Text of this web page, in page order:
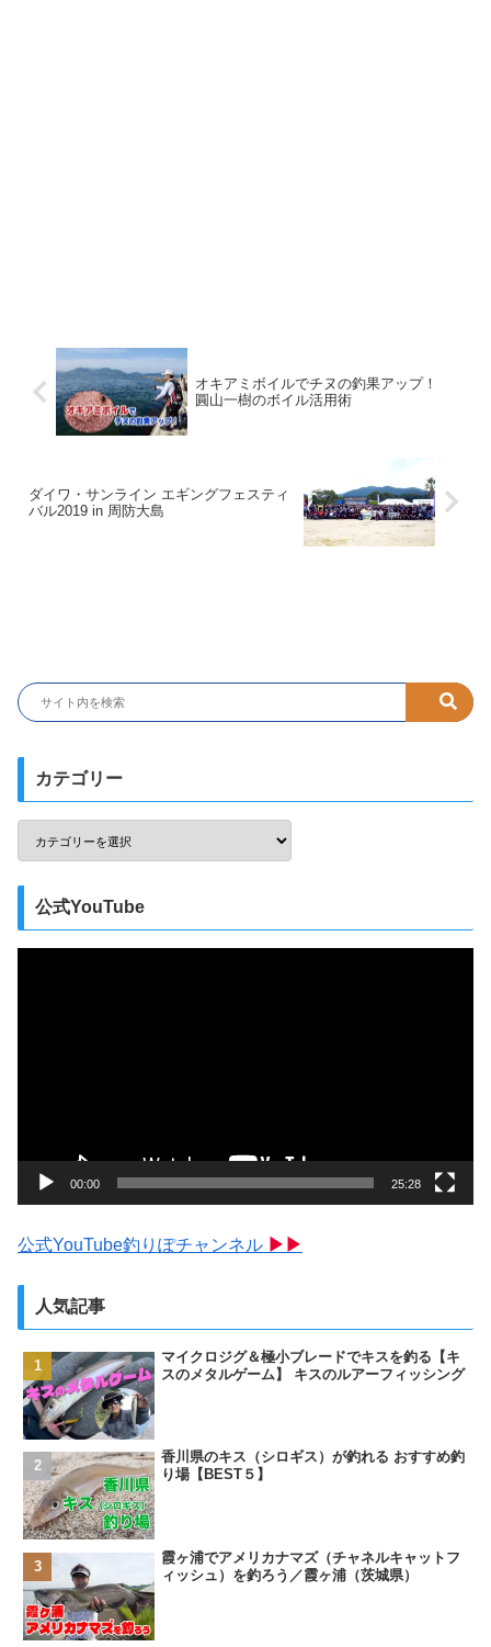
オキアミボイルでチヌの釣果アップ！
圓山一樹のボイル活用術
ダイワ・サンライン エギングフェスティ
バル2019 in 周防大島
カテゴリー
公式YouTube
00:00 25:28
公式YouTube釣りぽチャンネル ▶▶
人気記事
マイクロジグ＆極小ブレードでキスを釣る【キ
スのメタルゲーム】 キスのルアーフィッシング
香川県のキス（シロギス）が釣れる おすすめ釣
り場【BEST５】
霞ヶ浦でアメリカナマズ（チャネルキャットフ
ィッシュ）を釣ろう／霞ヶ浦（茨城県）